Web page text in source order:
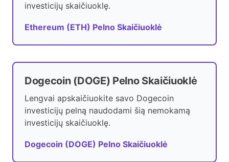
investicijų skaičiuoklę.
Ethereum (ETH) Pelno Skaičiuoklė
Dogecoin (DOGE) Pelno Skaičiuoklė
Lengvai apskaičiuokite savo Dogecoin
investicijų pelną naudodami šią nemokamą
investicijų skaičiuoklę.
Dogecoin (DOGE) Pelno Skaičiuoklė